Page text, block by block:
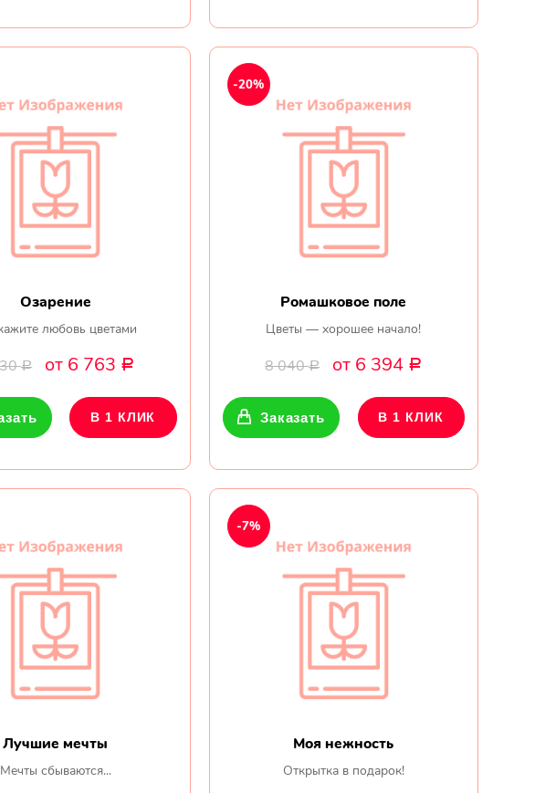
Озарение
любовь цветами
Р от 6 763 Р
В 1 КЛИК
Ромашковое поле
Цветы — хорошее начало!
8 040Р от 6 394 Р
-20%
Заказать В 1 КЛИК
Лучшие мечты
Мечты сбываются...
Моя нежность
Открытка в подарок!
-7%